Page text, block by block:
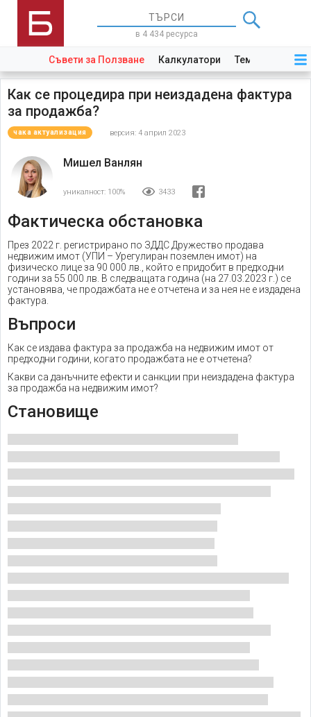
в 4 434 ресурса
Съвети за Ползване Калкулатори Теми Закони
Как се процедира при неиздадена фактура
за продажба?
чака актуализация версия: 4 април 2023
Мишел Ванлян
уникалност: 100% 3433
Фактическа обстановка
През 2022 г. регистрирано по ЗДДС Дружество продава
недвижим имот (УПИ – Урегулиран поземлен имот) на
физическо лице за 90 000 лв., който е придобит в предходни
години за 55 000 лв. В следващата година (на 27.03.2023 г.) се
установява, че продажбата не е отчетена и за нея не е издадена
фактура.
Въпроси
Как се издава фактура за продажба на недвижим имот от
предходни години, когато продажбата не е отчетена?
Какви са данъчните ефекти и санкции при неиздадена фактура
за продажба на недвижим имот?
Становище